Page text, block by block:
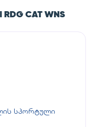
CAT WNS
სპორტული